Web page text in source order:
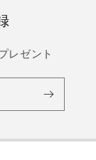
レゼント